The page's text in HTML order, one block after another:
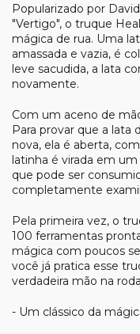
Popularizado por
"Vertigo", o truque
mágica de rua. Uma
amassada e vazia, é
leve sacudida, a lata
novamente.
Com um aceno de
Para provar que a
nova, ela é aberta,
latinha é virada em
que pode ser
completamente
Pela primeira vez, o
100 ferramentas
mágica com poucos
você já pratica esse
verdadeira mão na
- Um clássico da